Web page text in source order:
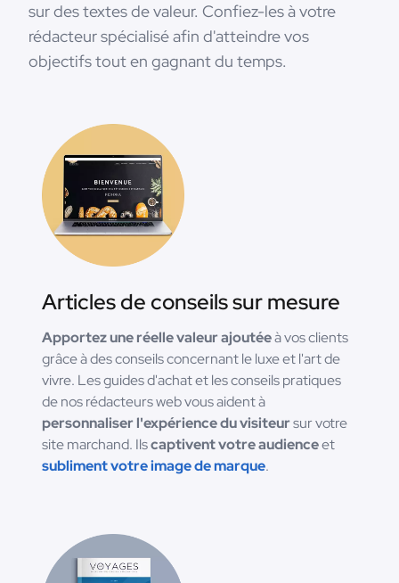
sur des textes de valeur. Confiez-les à votre
rédacteur spécialisé afin d'atteindre vos
objectifs tout en gagnant du temps.
Articles de conseils sur mesure
Apportez une réelle valeur ajoutéeà vos clients
grâce à des conseils concernant le luxe et l'art de
vivre. Les guides d'achat et les conseils pratiques
de nos rédacteurs web vous aident à
personnaliser l'expérience du visiteursur votre
site marchand. Ilscaptivent votre audienceet
subliment votre image de marque.